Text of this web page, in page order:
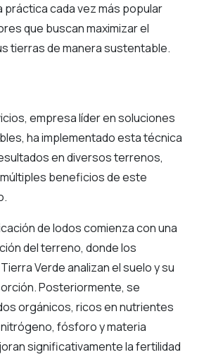
práctica cada vez más popular
que buscan maximizar el
tierras de manera sustentable.
empresa líder en soluciones
ha implementado esta técnica
en diversos terrenos,
beneficios de este
de lodos comienza con una
del terreno, donde los
Verde analizan el suelo y su
Posteriormente, se
orgánicos, ricos en nutrientes
fósforo y materia
significativamente la fertilidad